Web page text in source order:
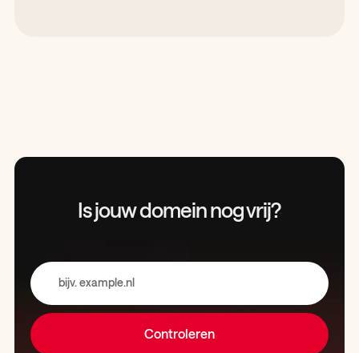
Is jouw domeinnog vrij?